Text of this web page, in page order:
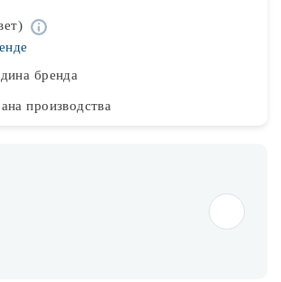
бренда
производства